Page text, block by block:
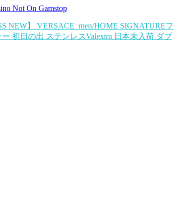
Not On Gamstop
NEW】 VERSACE_men/HOME SIGNATUREフ
初日の出 ステンレスValextra 日本未入荷 ダブ